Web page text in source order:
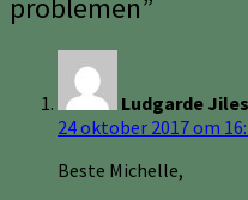
problemen”
Ludgarde
24 oktober 2017 om
Beste Michelle,